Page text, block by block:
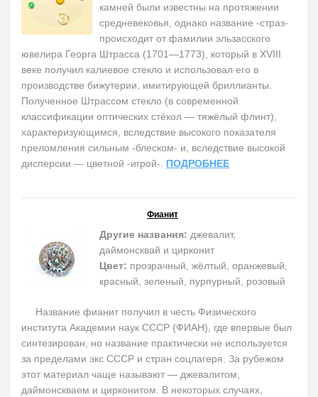
камней были известны на протяжении
средневековья, однако название -страз-
происходит от фамилии эльзасского
ювелира Георга Штрасса (1701—1773), который в XVIII
веке получил калиевое стекло и использовал его в
производстве бижутерии, имитирующей бриллианты.
Полученное Штрассом стекло (в современной
классификации оптических стёкол — тяжёлый флинт),
характеризующимся, вследствие высокого показателя
преломления сильным -блеском- и, вследствие высокой
дисперсии — цветной -игрой-. ПОДРОБНЕЕ
Фианит
Другие названия: джевалит,
даймонсквай и цирконит
Цвет: прозрачный, жёлтый, оранжевый,
красный, зеленый, пурпурный, розовый
Название фианит получил в честь Физического
института Академии наук СССР (ФИАН), где впервые был
синтезирован, но название практически не используется
за пределами экс СССР и стран соцлагеря. За рубежом
этот материал чаще называют — джевалитом,
даймонскваем и цирконитом. В некоторых случаях,